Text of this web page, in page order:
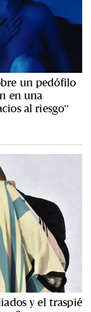
un pedófilo
en una
al riesgo”
y el traspié